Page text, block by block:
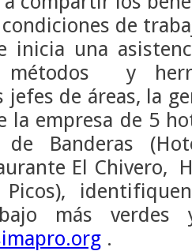
de
inicia una
métodos y
de áreas, la
la empresa de 5
de Banderas
El Chivero,
más verdes
.